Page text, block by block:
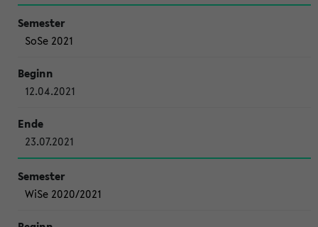
SoSe 2021
12.04.2021
23.07.2021
WiSe 2020/2021